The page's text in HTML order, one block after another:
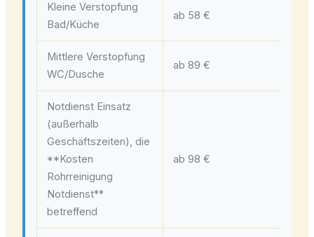
Kleine Verstopfung
Bad/Küche
ab 58 €
Mittlere Verstopfung
WC/Dusche
ab 89 €
Notdienst Einsatz
(außerhalb
Geschäftszeiten), die
**Kosten
Rohrreinigung
Notdienst**
betreffend
ab 98 €